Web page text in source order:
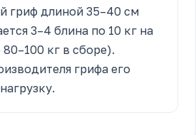
гриф длиной 35–40 см
3–4 блина по 10 кг на
кг в сборе).
грифа его